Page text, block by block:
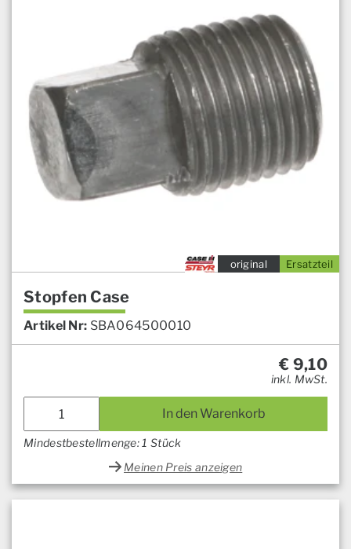
Ersatzteil
original
Stopfen Case
Artikel Nr: SBA064500010
€ 9,10
inkl. MwSt.
In den Warenkorb
Mindestbestellmenge: 1 Stück
Meinen Preis anzeigen